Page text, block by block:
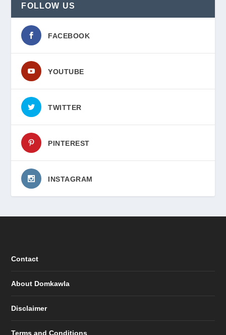
FOLLOW US
FACEBOOK
YOUTUBE
TWITTER
PINTEREST
INSTAGRAM
Contact
About Domkawla
Disclaimer
Terms and Conditions